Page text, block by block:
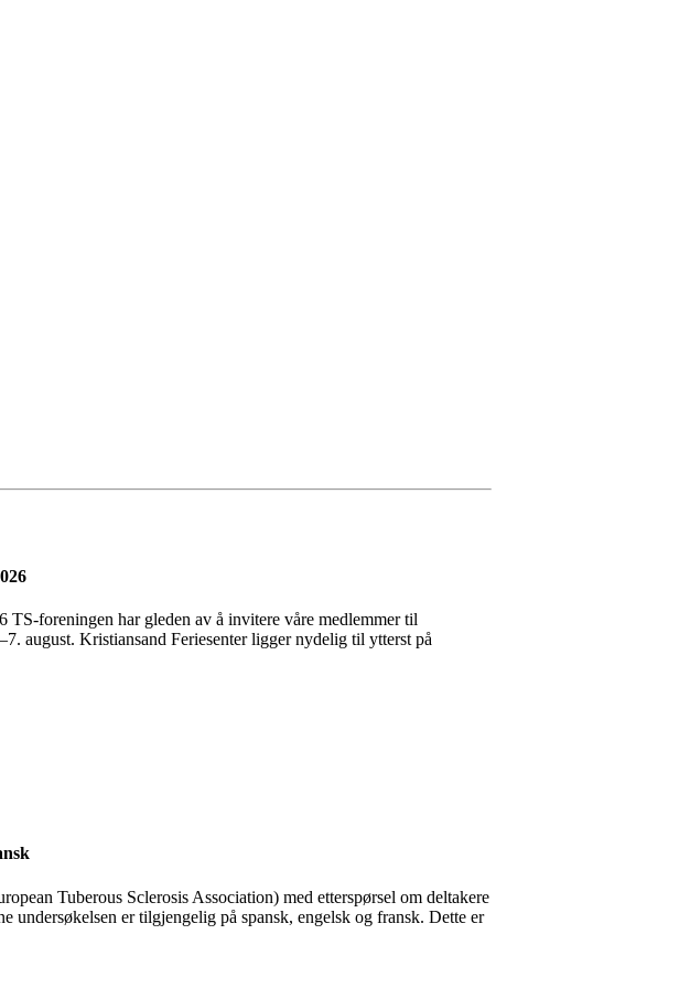
har gleden av å invitere våre medlemmer til
august. Kristiansand Feriesenter ligger nydelig til ytterst på
Tuberous Sclerosis Association) med etterspørsel om deltakere
undersøkelsen er tilgjengelig på spansk, engelsk og fransk. Dette er